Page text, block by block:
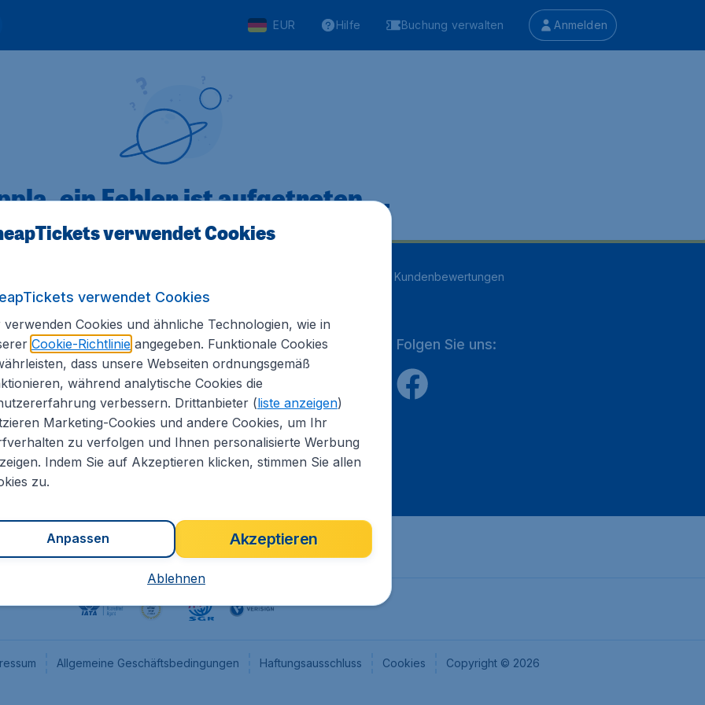
EUR Hilfe Buchung verwalten Anmelden
ein Fehler ist aufgetreten ...
Kundenbewertungen
Informationen
Internationale Webseiten
CheapTickets.nl
CheapTickets.be
CheapTickets.ch
CheapTickets.sg
Flugladen.at
Folgen Sie uns:
Allgemeine Geschäftsbedingungen Haftungsausschluss Cookies Copyright © 2026
verwendet Cookies
verwendet Cookies
verwenden Cookies und ähnliche Technologien, wie in
Cookie-Richtlinieangegeben. Funktionale Cookies
dass unsere Webseiten ordnungsgemäß
während analytische Cookies die
verbessern. Drittanbieter (liste anzeigen)
Marketing-Cookies und andere Cookies, um Ihr
zu verfolgen und Ihnen personalisierte Werbung
Indem Sie auf Akzeptieren klicken, stimmen Sie allen
zu.
Akzeptieren
Anpassen
Ablehnen